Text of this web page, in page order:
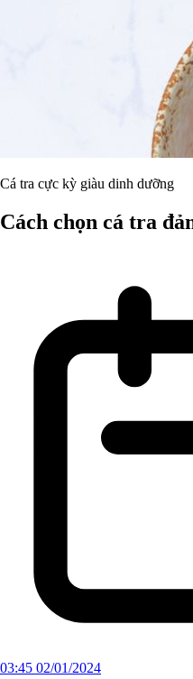
Cá tra cực kỳ giàu dinh dưỡng
Cách chọn cá tra
03:45 02/01/2024